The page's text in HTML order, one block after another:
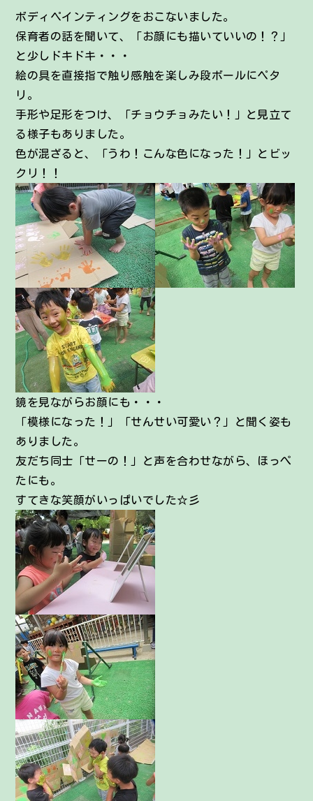
ボディペインティングをおこないました。
保育者の話を聞いて、「お顔にも描いていいの！？」
と少しドキドキ・・・
絵の具を直接指で触り感触を楽しみ段ボールにペタ
リ。
手形や足形をつけ、「チョウチョみたい！」と見立て
る様子もありました。
色が混ざると、「うわ！こんな色になった！」とビッ
クリ！！
鏡を見ながらお顔にも・・・
「模様になった！」「せんせい可愛い？」と聞く姿も
ありました。
友だち同士「せーの！」と声を合わせながら、ほっぺ
たにも。
すてきな笑顔がいっぱいでした☆彡